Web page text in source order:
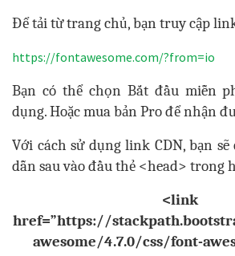
Để tải từ trang chủ, bạn truy cập
https://fontawesome.com/?from=io
Bạn có thể chọn Bắt đầu miễn
dụng. Hoặc mua bản Pro để nhận
Với cách sử dụng link CDN, bạn
dẫn sau vào đầu thẻ <head> trong
<link
href=”https://
awesome/4.7.0/css/font-